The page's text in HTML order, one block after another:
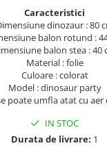
Caracteristici
dinozaur : 80
balon rotund :
balon stea : 40
Material : folie
Culoare : colorat
Model : dinosaur party
poate umfla atat cu aer
IN STOC
Durata de livrare: 1